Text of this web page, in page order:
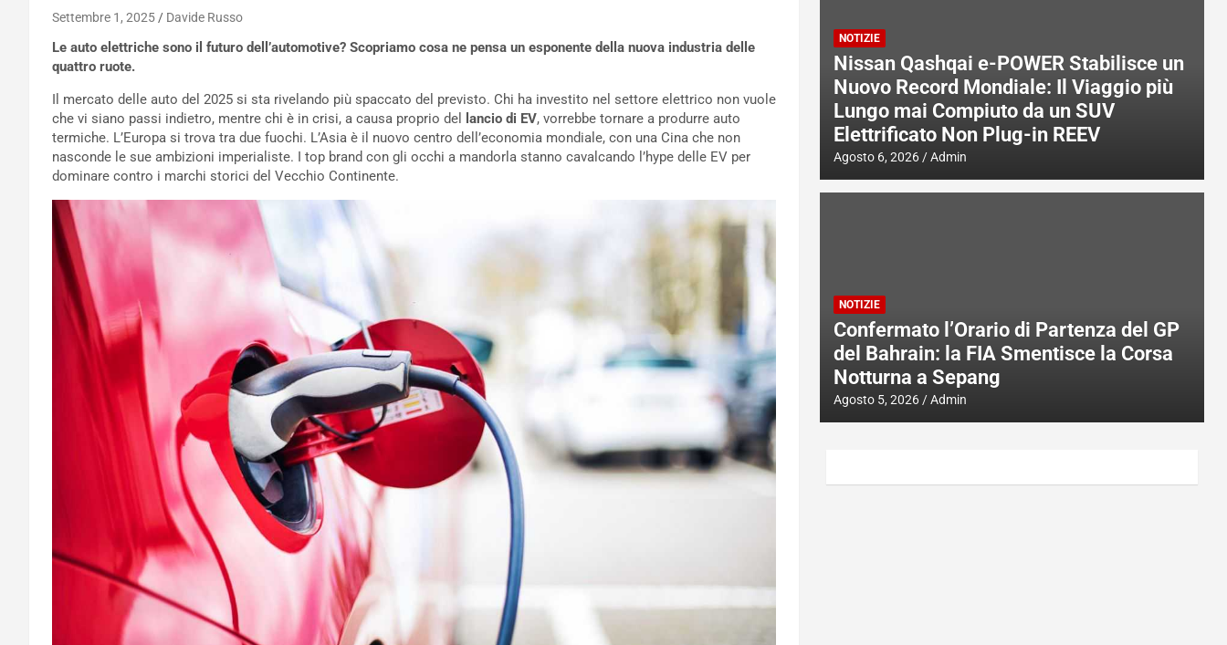
Settembre 1, 2025 Davide Russo
Le auto elettriche sono il futuro dell’automotive? Scopriamo cosa ne pensa un esponente della nuova industria delle
quattro ruote.
Il mercato delle auto del 2025 si sta rivelando più spaccato del previsto. Chi ha investito nel settore elettrico non vuole
che vi siano passi indietro, mentre chi è in crisi, a causa proprio del
lancio di EV, vorrebbe tornare a produrre auto
termiche. L’Europa si trova tra due fuochi. L’Asia è il nuovo centro dell’economia mondiale, con una Cina che non
nasconde le sue ambizioni imperialiste. I top brand con gli occhi a mandorla stanno cavalcando l’hype delle EV per
dominare contro i marchi storici del Vecchio Continente.
NOTIZIE
Nissan Qashqai e-POWER Stabilisce un
Nuovo Record Mondiale: Il Viaggio più
Lungo mai Compiuto da un SUV
Elettrificato Non Plug-in REEV
Agosto 6, 2026 Admin
NOTIZIE
Confermato l’Orario di Partenza del GP
del Bahrain: la FIA Smentisce la Corsa
Notturna a Sepang
Agosto 5, 2026 Admin